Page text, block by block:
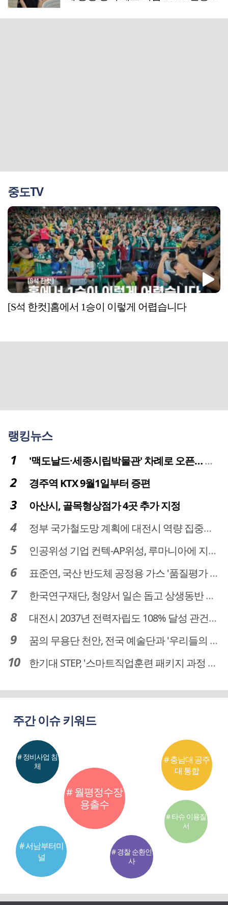
중도TV
[S석 한컷]홈에서 1승이 이렇게 어렵습니다
랭킹뉴스
'맥도날드·세종시립박물관' 차례로 오픈… 고운동 정주여건 좋아진다
경주역 KTX 9월1일부터 증편
아산시, 골목형상점가 4곳 추가 지정
정부 국가철도망 계획에 대전시 역량 집중해야
인공위성 기업 컨텍-AP위성, 루마니아에 지상국 시스템 전수
표준연, 국산 반도체 공정용 가스 '품질평가 체계' 구축
한국연구재단, 청양서 일손 돕고 상생동반 친구맺기 봉사활동
대전시 2037년 전력자립도 108% 달성 관건은 '주민 수용성'
꿈의 무용단 천안, 전국 예술단과 '우리들의 하모니' 선보여
한기대 STEP, '스마트직업훈련 패키지 과정 3기' 모집
주간 이슈 키워드
# 월평정수장
용출수
# 서남부터미
널
# 충남대 공주
대 통합
# 정비사업 침
체
# 경찰 순환인
사
# 타슈 이용질
서